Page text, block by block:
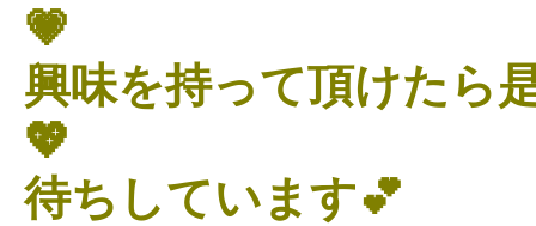
💗
興味を持って頂けたら
💖
待ちしています💕